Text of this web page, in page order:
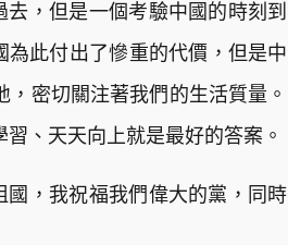
，但是一個考驗中國的時刻到
此付出了慘重的代價，但是中
密切關注著我們的生活質量。
、天天向上就是最好的答案。
，我祝福我們偉大的黨，同時